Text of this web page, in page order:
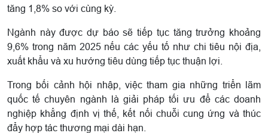
tăng 1,8% so với cùng kỳ.
Ngành này được dự báo sẽ tiếp tục tăng trưởng khoảng
9,6% trong năm 2025 nếu các yếu tố như chi tiêu nội địa,
xuất khẩu và xu hướng tiêu dùng tiếp tục thuận lợi.
Trong bối cảnh hội nhập, việc tham gia những triển lãm
quốc tế chuyên ngành là giải pháp tối ưu để các doanh
nghiệp khẳng định vị thế, kết nối chuỗi cung ứng và thúc
đẩy hợp tác thương mại dài hạn.